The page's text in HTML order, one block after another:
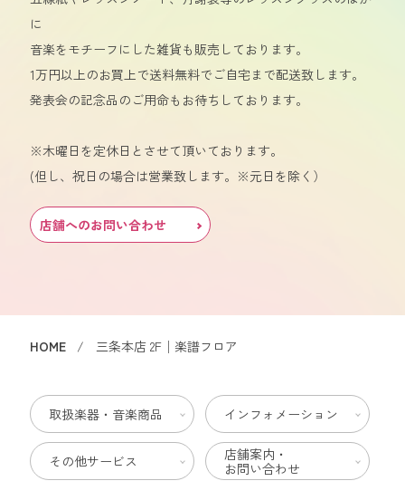
に
音楽をモチーフにした雑貨も販売しております。
1万円以上のお買上で送料無料でご自宅まで配送致します。
発表会の記念品のご用命もお待ちしております。
※木曜日を定休日とさせて頂いております。
(但し、祝日の場合は営業致します。※元日を除く）
店舗へのお問い合わせ
HOME 三条本店 2F│楽譜フロア
取扱楽器・音楽商品 インフォメーション
その他サービス
店舗案内・
お問い合わせ